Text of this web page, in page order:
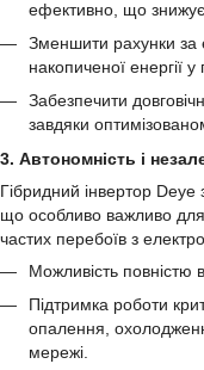
ефективно, що знижує
Зменшити рахунки за
накопиченої енергії
Забезпечити
завдяки
3. Автономність і
Гібридний інвертор Deye
що особливо важливо
частих перебоїв з
Можливість повністю
Підтримка роботи
опалення,
мережі.